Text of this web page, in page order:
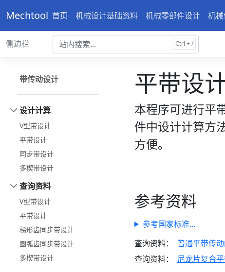
Mechtool 首页 机械设计基础资料 机械零部件设计 机
侧边栏
带传动设计
设计计算
V型带设计
平带设计
同步带设计
多楔带设计
查询资料
V型带设计
平带设计
梯形齿同步带设计
圆弧齿同步带设计
多楔带设计
平带设
本程序可进行平
件中设计计算方
方便。
参考资料
参考国家标准...
查询资料： 普通平带传
查询资料： 尼龙片复合